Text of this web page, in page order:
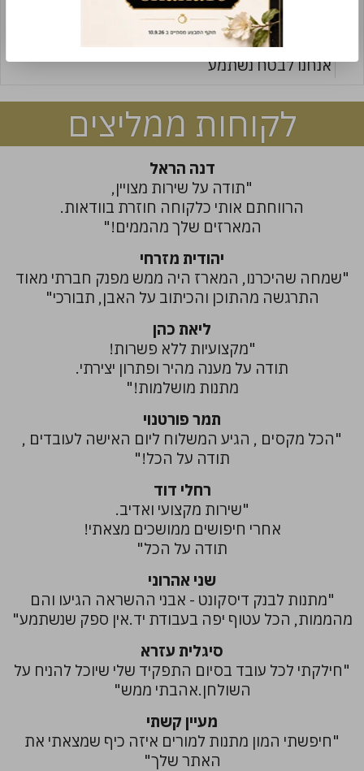
המארז הגיע והוא מושלם , עטוף כ"כ יפה ומלא
השראה.
אנחנו לבטח נשתמע
לקוחות ממליצים
דנה הראל
"תודה על שירות מצויין,
הרווחתם אותי כלקוחה חוזרת בוודאות.
המארזים שלך מהממים!"
יהודית מזרחי
"שמחה שהיכרנו, המארז היה ממש מפנק חברתי מאוד
התרגשה מהתוכן והכיתוב על האבן, תבורכי"
ליאת כהן
"מקצועיות ללא פשרות!
תודה על מענה מהיר ופתרון יצירתי.
מתנות מושלמות!"
תמר פורטנוי
"הכל מקסים , הגיע המשלוח ליום האישה לעובדים ,
תודה על הכל!"
רחלי דוד
"שירות מקצועי ואדיב.
אחרי חיפושים ממושכים מצאתי!
תודה על הכל"
שני אהרוני
"מתנות לבנק דיסקונט - אבני ההשראה הגיעו והם
מהממות, הכל עטוף יפה בעבודת יד.אין ספק שנשתמע"
סיגלית עזרא
"חילקתי לכל עובד בסיום התפקיד שלי שיוכל להניח על
השולחן.אהבתי ממש"
מעיין קשתי
"חיפשתי המון מתנות למורים איזה כיף שמצאתי את
האתר שלך"